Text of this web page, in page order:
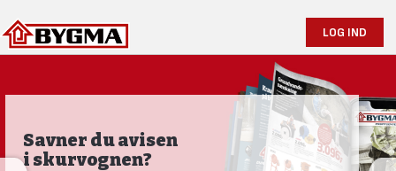
LOG IND
Savner du avisen
i skurvognen?